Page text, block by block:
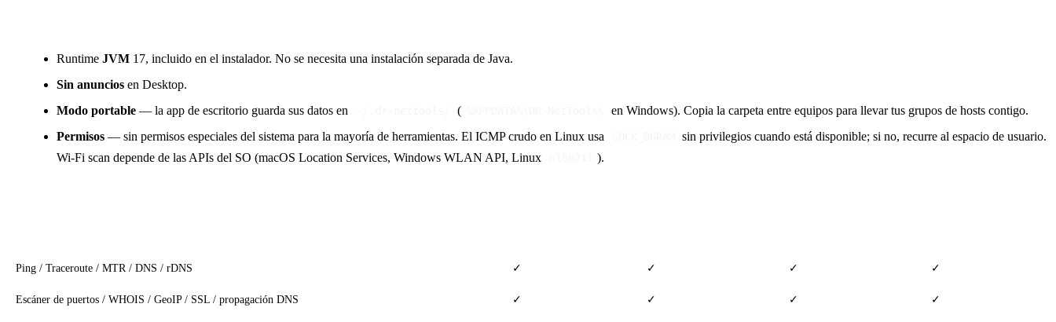
Runtime JVM 17, incluido en el instalador. No se necesita una instalación separada de Java.
Sin anuncios en Desktop.
Modo portable — la app de escritorio guarda sus datos en (
en Windows). Copia la carpeta entre equipos para llevar tus grupos de hosts contigo.
Permisos — sin permisos especiales del sistema para la mayoría de herramientas. El ICMP crudo en Linux usa
sin privilegios cuando está disponible; si no, recurre al espacio de usuario.
Wi-Fi scan depende de las APIs del SO (macOS Location Services, Windows WLAN API, Linux
).
Ping / Traceroute / MTR / DNS / rDNS ✓ ✓ ✓ ✓
Escáner de puertos / WHOIS / GeoIP / SSL / propagación DNS ✓ ✓ ✓ ✓